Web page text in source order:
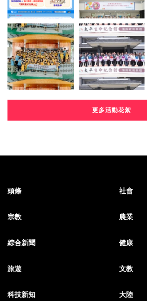
更多活動花絮
頭條 社會
宗教 農業
綜合新聞 健康
旅遊 文教
科技新知 大陸